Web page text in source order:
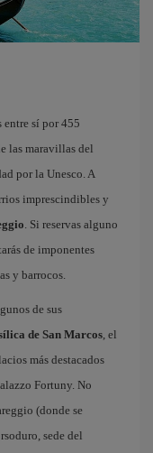
entre sí por 455
las maravillas del
por la Unesco. A
imprescindibles y
. Si reservas alguno
de imponentes
y barrocos.
de sus
de San Marcos, el
más destacados
Fortuny. No
(donde se
sede del